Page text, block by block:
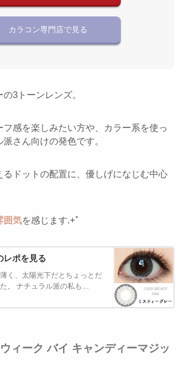
カラコン専門店で見る
3トーンレンズ。
フ感を楽しみたい方や、カラー系を使っ
さん向けの発色です。
るドットの配置に、優しげになじむ中心
囲気を感じます.+ﾟ
レポを見る
く、太陽光下だとちょっとだ
けハーフ感がありました。 ナチュラル派の私も…
ィーク バイ キャンディーマジッ